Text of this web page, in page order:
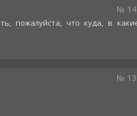
№ 14
пожалуйста, что куда, в
№ 13